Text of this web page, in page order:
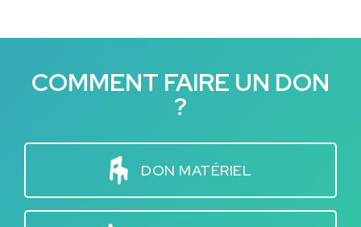
COMMENT FAIRE UN DON
?
DON MATÉRIEL